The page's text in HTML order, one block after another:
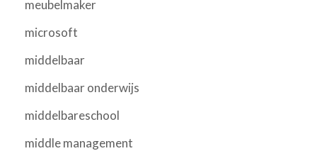
meubelmaker
microsoft
middelbaar
middelbaar onderwijs
middelbareschool
middle management